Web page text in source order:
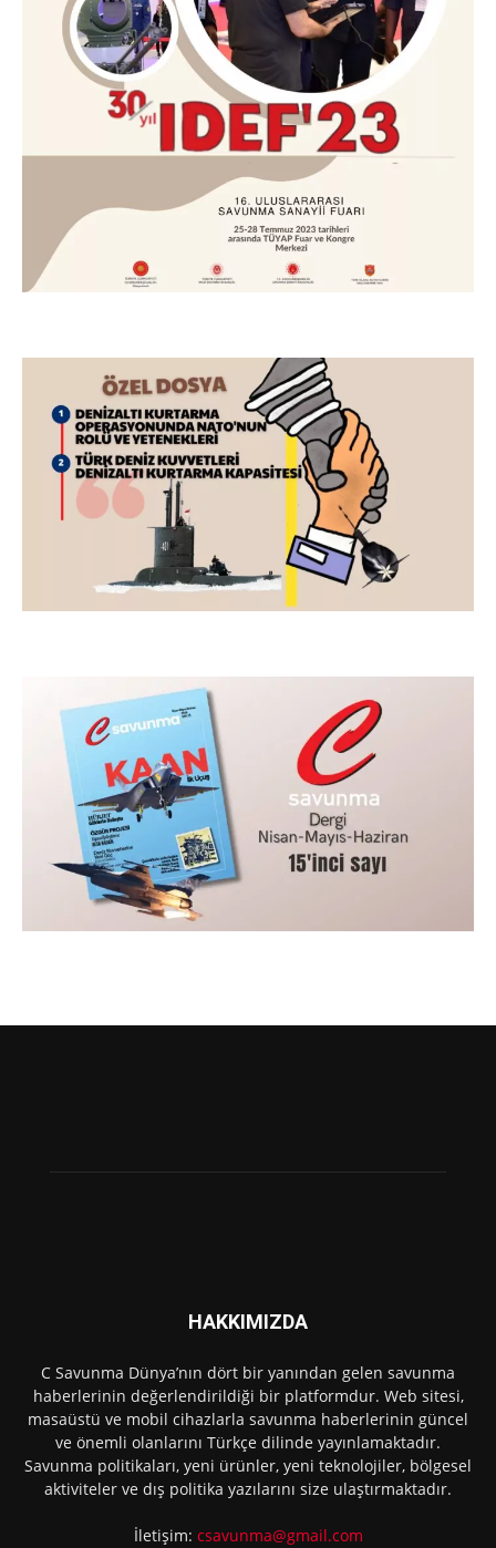
HAKKIMIZDA
C Savunma Dünya’nın dört bir yanından gelen savunma
haberlerinin değerlendirildiği bir platformdur. Web sitesi,
masaüstü ve mobil cihazlarla savunma haberlerinin güncel
ve önemli olanlarını Türkçe dilinde yayınlamaktadır.
Savunma politikaları, yeni ürünler, yeni teknolojiler, bölgesel
aktiviteler ve dış politika yazılarını size ulaştırmaktadır.
İletişim: csavunma@gmail.com